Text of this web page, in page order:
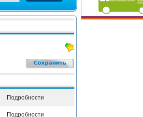
Подробности
Подробности